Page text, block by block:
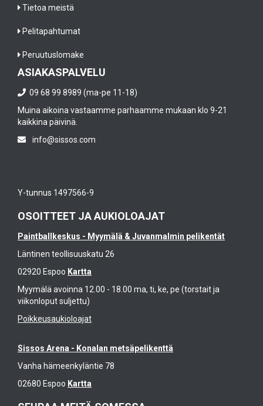
Tietoa meistä
Pelitapahtumat
Peruutuslomake
ASIAKASPALVELU
09 68 99 8989 (ma-pe 11-18)
Muina aikoina vastaamme parhaamme mukaan klo 9-21
kaikkina päivinä.
info@sissos.com
Y-tunnus 1497566-9
OSOITTEET JA AUKIOLOAJAT
Paintballkeskus - Myymälä & Juvanmalmin pelikentät
Läntinen teollisuuskatu 26
02920 Espoo Kartta
Myymälä avoinna 12.00 - 18.00 ma, ti, ke, pe (torstait ja
viikonloput suljettu)
Poikkeusaukioloajat
Sissos Arena - Konalan metsäpelikenttä
Vanha hämeenkyläntie 78
02680 Espoo Kartta